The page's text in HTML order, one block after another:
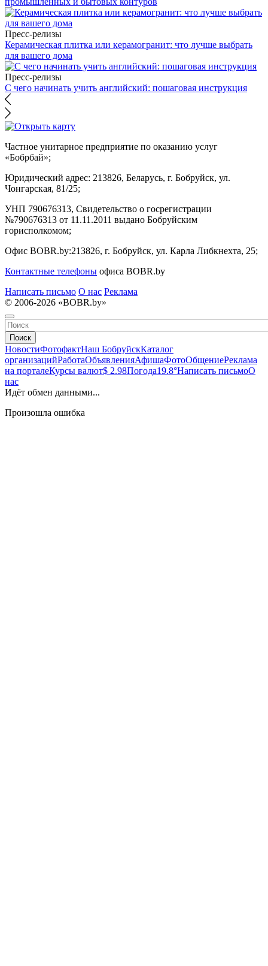
Пресс-релизы
Керамическая плитка или керамогранит: что лучше выбрать
для вашего дома
Пресс-релизы
С чего начинать учить английский: пошаговая инструкция
Частное унитарное предприятие по оказанию услуг
«Бобрбай»;
Юридический адрес: 213826, Беларусь, г. Бобруйск, ул.
Чонгарская, 81/25;
УНП 790676313, Свидетельство о госрегистрации
№790676313 от 11.11.2011 выдано Бобруйским
горисполкомом;
Офис BOBR.by:213826, г. Бобруйск, ул. Карла Либкнехта, 25;
Контактные телефоны офиса BOBR.by
Написать письмо О нас Реклама
© 2006-2026 «BOBR.by»
Поиск
НовостиФотофактНаш БобруйскКаталог
организацийРаботаОбъявленияАфишаФотоОбщениеРеклама
на порталеКурсы валют$ 2.98Погода19.8°Написать письмоО
нас
Идёт обмен данными...
Произошла ошибка